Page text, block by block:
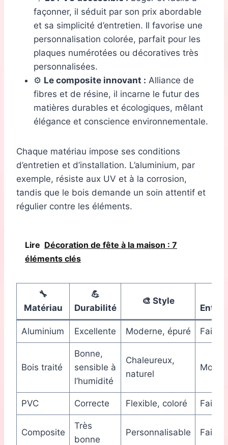
façonner, il séduit par son prix abordable
et sa simplicité d’entretien. Il favorise une
personnalisation colorée, parfait pour les
plaques numérotées ou décoratives très
personnalisées.
⚙️ Le composite innovant : Alliance de
fibres et de résine, il incarne le futur des
matières durables et écologiques, mêlant
élégance et conscience environnementale.
Chaque matériau impose ses conditions
d’entretien et d’installation. L’aluminium, par
exemple, résiste aux UV et à la corrosion,
tandis que le bois demande un soin attentif et
régulier contre les éléments.
Lire Décoration de fête à la maison : 7
éléments clés
🔧
Matériau
💪
Durabilité
🎨 Style
Aluminium Excellente Moderne, épuré Faible
Bois traité
Bonne,
sensible à
l’humidité
Chaleureux,
naturel
Moyen
PVC Correcte Flexible, coloré Faible
Composite
Très
bonne
Personnalisable Faible